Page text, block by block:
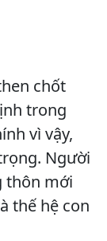
chốt
trong
vì vậy,
Người
thôn mới
thế hệ con